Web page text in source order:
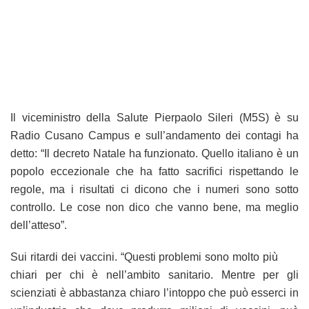
Il viceministro della Salute Pierpaolo Sileri (M5S) è su
Radio Cusano Campus e sull’andamento dei contagi ha
detto: “Il decreto Natale ha funzionato. Quello italiano è un
popolo eccezionale che ha fatto sacrifici rispettando le
regole, ma i risultati ci dicono che i numeri sono sotto
controllo. Le cose non dico che vanno bene, ma meglio
dell’atteso”.
Sui ritardi dei vaccini. “Questi problemi sono molto più
chiari per chi è nell’ambito sanitario. Mentre per gli
scienziati è abbastanza chiaro l’intoppo che può esserci in